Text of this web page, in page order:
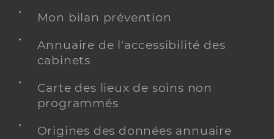
Mon bilan prévention
Annuaire de l'accessibilité des
cabinets
Carte des lieux de soins non
programmés
Origines des données annuaire